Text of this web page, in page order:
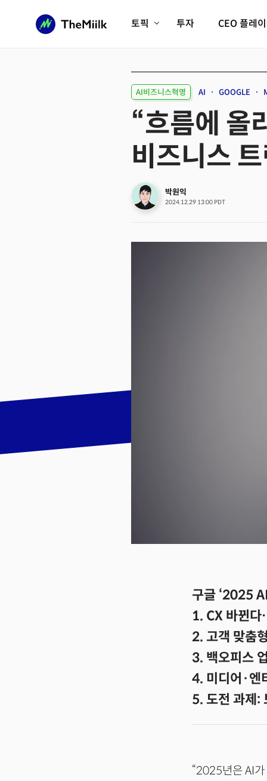
토픽
피지컬AI/로봇
AX비즈니스혁명
디지털자산
미래 교육/직업
전체 기사 보기
투자 CEO 플레
AI비즈니스혁명 AI GOOGLE
“흐름에 올
비즈니스
박원익
2024.12.29 13:00 PDT
구글 ‘2025
1. CX 바뀐
2. 고객 맞춤
3. 백오피스
4. 미디어·엔
5. 도전 과제:
“2025년은 AI